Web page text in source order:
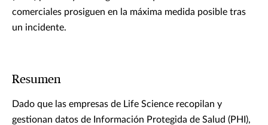
comerciales prosiguen en la máxima medida posible tras
un incidente.
Resumen
Dado que las empresas de Life Science recopilan y
gestionan datos de Información Protegida de Salud (PHI),